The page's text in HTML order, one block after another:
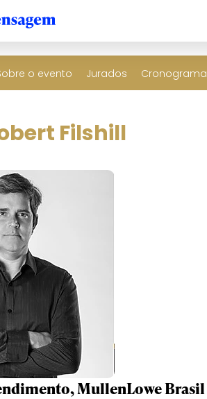
o evento Jurados
Filshill
MullenLowe Brasil